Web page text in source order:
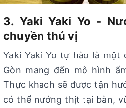
3. Yaki Yaki Yo -
chuyền thú vị
Yaki Yaki Yo tự hào là một
Gòn mang đến mô hình
Thực khách sẽ được tận
có thể nướng thịt tại bàn,